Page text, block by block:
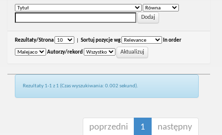
Rezultaty/Strona Sortuj pozycje wg In order
Autorzy/rekord
Rezultaty 1-1 z 1 (Czas wyszukiwania: 0.002 sekund).
poprzedni 1 następny